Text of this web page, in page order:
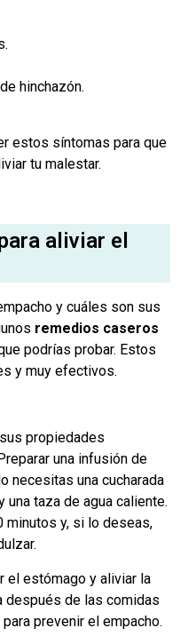
hinchazón.
estos síntomas para que
tu malestar.
aliviar el
y cuáles son sus
remedios caseros
podrías probar. Estos
y muy efectivos.
propiedades
una infusión de
necesitas una cucharada
taza de agua caliente.
minutos y, si lo deseas,
el estómago y aliviar la
después de las comidas
prevenir el empacho.